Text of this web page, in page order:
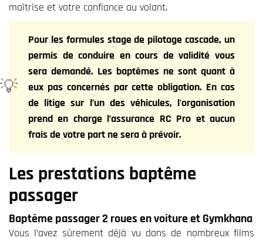
maîtrise et votre confiance au volant.
Pour les formules stage de pilotage cascade, un
permis de conduire en cours de validité vous
sera demandé. Les baptêmes ne sont quant à
eux pas concernés par cette obligation. En cas
de litige sur l’un des véhicules, l'organisation
prend en charge l’assurance RC Pro et aucun
frais de votre part ne sera à prévoir.
Les prestations baptême
passager
Baptême passager 2 roues en voiture et Gymkhana
Vous l’avez sûrement déjà vu dans de nombreux films